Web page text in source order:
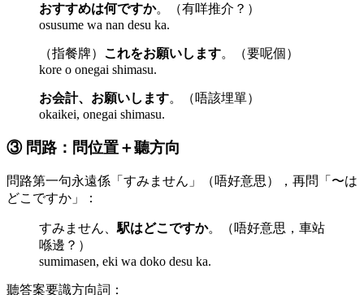
おすすめは何ですか。（有咩推介？）
osusume wa nan desu ka.
（指餐牌） これをお願いします。（要呢個）
kore o onegai shimasu.
お会計、お願いします。（唔該埋單）
okaikei, onegai shimasu.
③ 問路：問位置＋聽方向
問路第一句永遠係「すみません」（唔好意思），再問「〜は
どこですか」：
すみません、駅はどこですか。（唔好意思，車站
喺邊？）
sumimasen, eki wa doko desu ka.
聽答案要識方向詞：